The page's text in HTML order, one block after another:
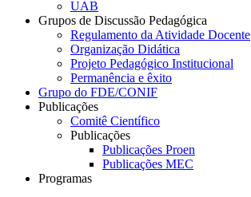
UAB
Grupos de Discussão Pedagógica
Regulamento da Atividade Docente
Organização Didática
Projeto Pedagógico Institucional
Permanência e êxito
Grupo do FDE/CONIF
Publicações
Comitê Científico
Publicações
Publicações Proen
Publicações MEC
Programas